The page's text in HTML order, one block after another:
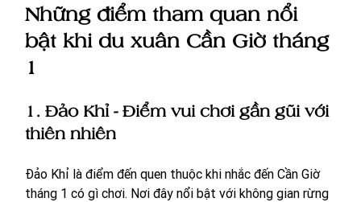
Những điểm tham quan nổi
bật khi du xuân Cần Giờ tháng
1
1. Đảo Khỉ - Điểm vui chơi gần gũi với
thiên nhiên
Đảo Khỉ là điểm đến quen thuộc khi nhắc đến Cần Giờ
tháng 1 có gì chơi. Nơi đây nổi bật với không gian rừng